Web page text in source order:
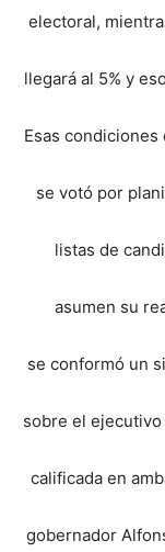
electoral,
llegará al 5% y
Esas
se votó por
listas de
asumen su
se conformó un
sobre el
calificada en
gobernador